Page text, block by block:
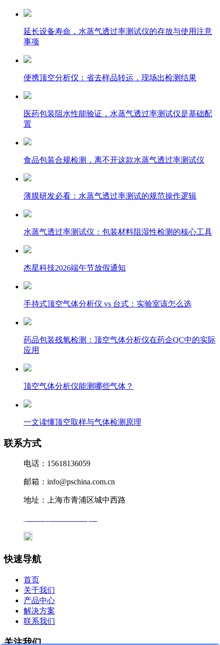
延长设备寿命，水蒸气透过率测试仪的存放与使用注意
事项
便携顶空分析仪：省去样品转运，现场出检测结果
医药包装阻水性能验证，水蒸气透过率测试仪是基础配
置
食品包装合规检测，离不开这款水蒸气透过率测试仪
薄膜研发必看：水蒸气透过率测试的规范操作逻辑
水蒸气透过率测试仪：包装材料阻湿性检测的核心工具
杰星科技2026端午节放假通知
手持式顶空气体分析仪 vs 台式：实验室该怎么选
药品包装残氧检测：顶空气体分析仪在药企QC中的实际
应用
顶空气体分析仪能测哪些气体？
一文读懂顶空取样与气体检测原理
联系方式
电话：15618136059
邮箱：info@pschina.com.cn
地址：上海市青浦区城中西路
快速导航
首页
关于我们
产品中心
解决方案
联系我们
关注我们